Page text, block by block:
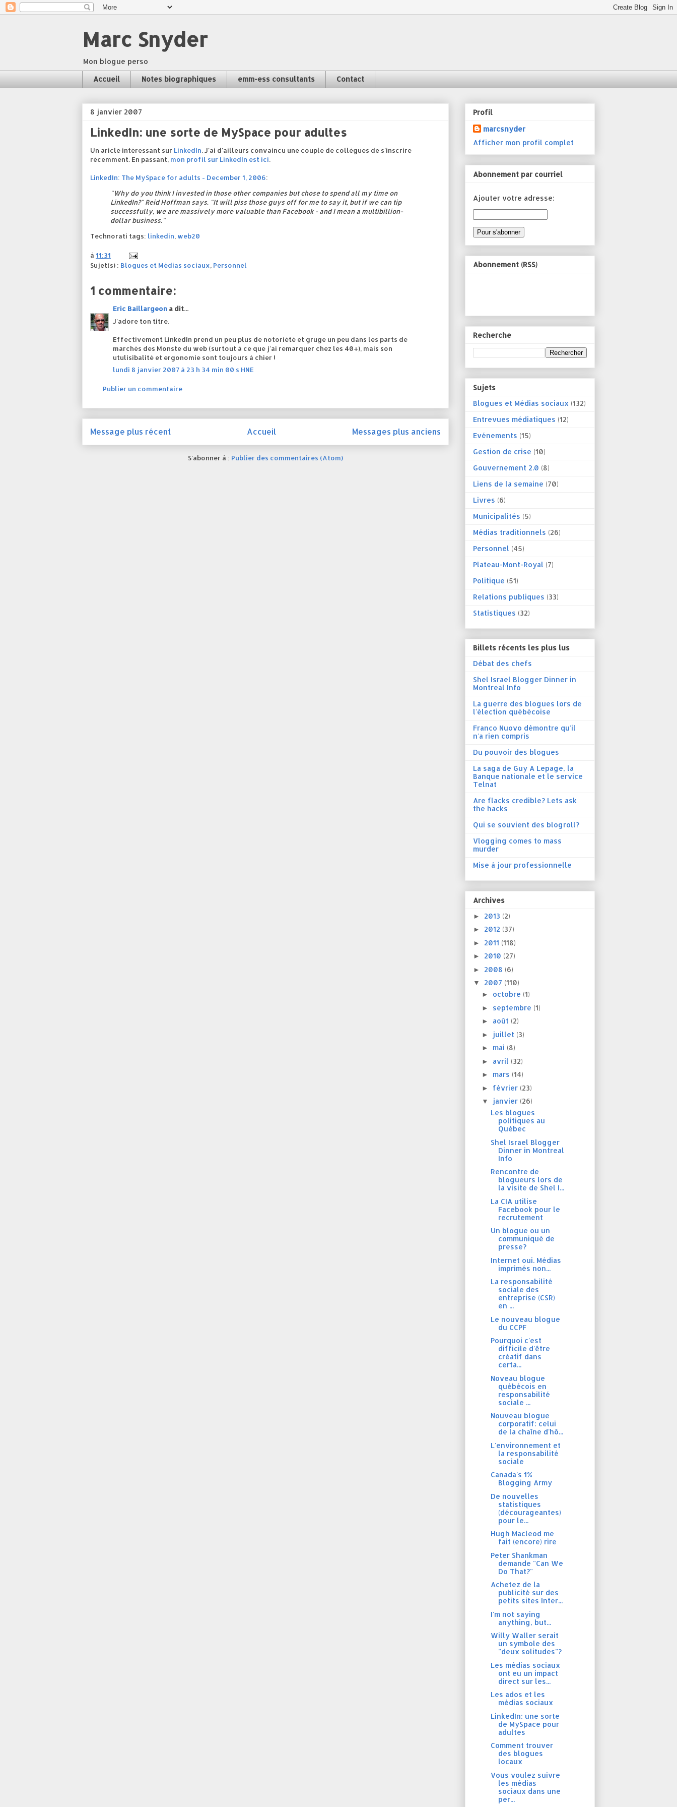
Marc Snyder
Mon blogue perso
Accueil Notes biographiques emm-ess consultants Contact
8 janvier 2007
LinkedIn: une sorte de MySpace pour adultes
Un aricle intéressant sur LinkedIn . J'ai d'ailleurs convaincu une couple de collègues de s'inscrire
récemment. En passant, mon profil sur LinkedIn est ici
LinkedIn: The MySpace for adults - December 1, 2006:
"Why do you think I invested in those other companies but chose to spend all my time on
LinkedIn?" Reid Hoffman says. "It will piss those guys off for me to say it, but if we can tip
successfully, we are massively more valuable than Facebook - and I mean a multibillion-
dollar business."
Technorati tags: linkedin web20
à 11:31
Sujet(s) : Blogues et Médias sociaux, Personnel
1 commentaire:
Eric Baillargeon a dit...
J'adore ton titre.
Effectivement LinkedIn prend un peu plus de notoriété et gruge un peu dans les parts de
marchés des Monste du web (surtout à ce que j'ai remarquer chez les 40+), mais son
utulisibalité et ergonomie sont toujours à chier !
lundi 8 janvier 2007 à 23 h 34 min 00 s HNE
Publier un commentaire
Message plus récent Messages plus anciens
Accueil
S'abonner à : Publier des commentaires (Atom)
Profil
marcsnyder
Afficher mon profil complet
Abonnement par courriel
Ajouter votre adresse:
Abonnement (RSS)
Recherche
Sujets
Blogues et Médias sociaux (132)
Entrevues médiatiques (12)
Evénements (15)
Gestion de crise (10)
Gouvernement 2.0 (8)
Liens de la semaine (70)
Livres (6)
Municipalités (5)
Médias traditionnels (26)
Personnel (45)
Plateau-Mont-Royal (7)
Politique (51)
Relations publiques (33)
Statistiques (32)
Billets récents les plus lus
Débat des chefs
Shel Israel Blogger Dinner in
Montreal Info
La guerre des blogues lors de
l'élection québécoise
Franco Nuovo démontre qu'il
n'a rien compris
Du pouvoir des blogues
La saga de Guy A Lepage, la
Banque nationale et le service
Telnat
Are flacks credible? Lets ask
the hacks
Qui se souvient des blogroll?
Vlogging comes to mass
murder
Mise à jour professionnelle
Archives
► 2013 (2)
► 2012 (37)
► 2011 (118)
► 2010 (27)
► 2008 (6)
▼ 2007 (110)
► octobre (1)
► septembre (1)
► août (2)
► juillet (3)
► mai (8)
► avril (32)
► mars (14)
► février (23)
▼ janvier (26)
Les blogues
politiques au
Québec
Shel Israel Blogger
Dinner in Montreal
Info
Rencontre de
blogueurs lors de
la visite de Shel I...
La CIA utilise
Facebook pour le
recrutement
Un blogue ou un
communiqué de
presse?
Internet oui. Médias
imprimés non...
La responsabilité
sociale des
entreprise (CSR)
en ...
Le nouveau blogue
du CCPF
Pourquoi c'est
difficile d'être
créatif dans
certa...
Noveau blogue
québécois en
responsabilité
sociale ...
Nouveau blogue
corporatif: celui
de la chaîne d'hô...
L'environnement et
la responsabilité
sociale
Canada's 1%
Blogging Army
De nouvelles
statistiques
(décourageantes)
pour le...
Hugh Macleod me
fait (encore) rire
Peter Shankman
demande "Can We
Do That?"
Achetez de la
publicité sur des
petits sites Inter...
I'm not saying
anything, but...
Willy Waller serait
un symbole des
"deux solitudes"?
Les médias sociaux
ont eu un impact
direct sur les...
Les ados et les
médias sociaux
LinkedIn: une sorte
de MySpace pour
adultes
Comment trouver
des blogues
locaux
Vous voulez suivre
les médias
sociaux dans une
per...